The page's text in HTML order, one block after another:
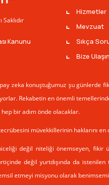
Kanunu
Hizmetler
Mevzuat
Sıkça
Bize Ulaşın
zeka konuştuğumuz şu günlerde
Rekabetin en önemli
bir adım önde olacaklar.
müvekkillerinin haklarını
değil niteliği önemseyen,
değil yurtdışında da
etmeyi misyonu olarak